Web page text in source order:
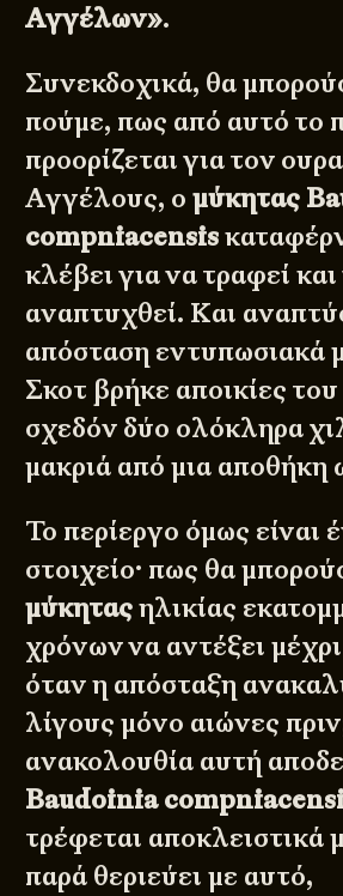
Αγγέλων».
Συνεκδοχικά, θα
πούμε, πως από αυτό το
προορίζεται για τον
Αγγέλους, ομύκητας
compniacensis
κλέβει για να τραφεί
αναπτυχθεί. Και
απόσταση εντυπωσιακά
Σκοτ βρήκε αποικίες
σχεδόν δύο ολόκληρα
μακριά από μια αποθήκη
Το περίεργο όμως είναι
στοιχείο· πως θα
μύκηταςηλικίας
χρόνων να αντέξει
όταν η απόσταξη
λίγους μόνο αιώνες
ανακολουθία αυτή
Baudoinia
τρέφεται αποκλειστικά
παρά θεριεύει με αυτό,